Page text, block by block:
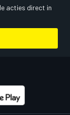
acties direct in